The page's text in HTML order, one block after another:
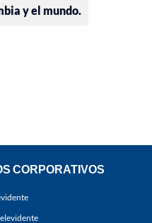
y el mundo.
CORPORATIVOS